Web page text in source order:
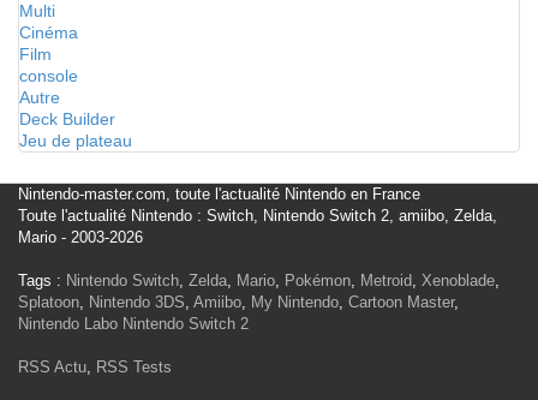
Multi
Cinéma
Film
console
Autre
Deck Builder
Jeu de plateau
Nintendo-master.com, toute l'actualité Nintendo en France
Toute l'actualité Nintendo : Switch, Nintendo Switch 2, amiibo, Zelda,
Mario - 2003-2026
Tags : Nintendo Switch, Zelda, Mario, Pokémon, Metroid, Xenoblade,
Splatoon, Nintendo 3DS, Amiibo, My Nintendo, Cartoon Master,
Nintendo Labo Nintendo Switch 2
RSS Actu, RSS Tests